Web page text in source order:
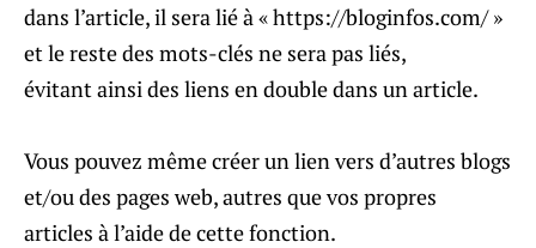
dans l’article, il sera lié à « https://bloginfos.com/ »
et le reste des mots-clés ne sera pas liés,
évitant ainsi des liens en double dans un article.
Vous pouvez même créer un lien vers d’autres blogs
et/ou des pages web, autres que vos propres
articles à l’aide de cette fonction.